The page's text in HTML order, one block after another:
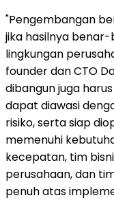
"Pengembangan
jika hasilnya
lingkungan
founder dan CTO
dibangun juga
dapat diawasi
risiko, serta siap
memenuhi
kecepatan, tim
perusahaan, dan
penuh atas